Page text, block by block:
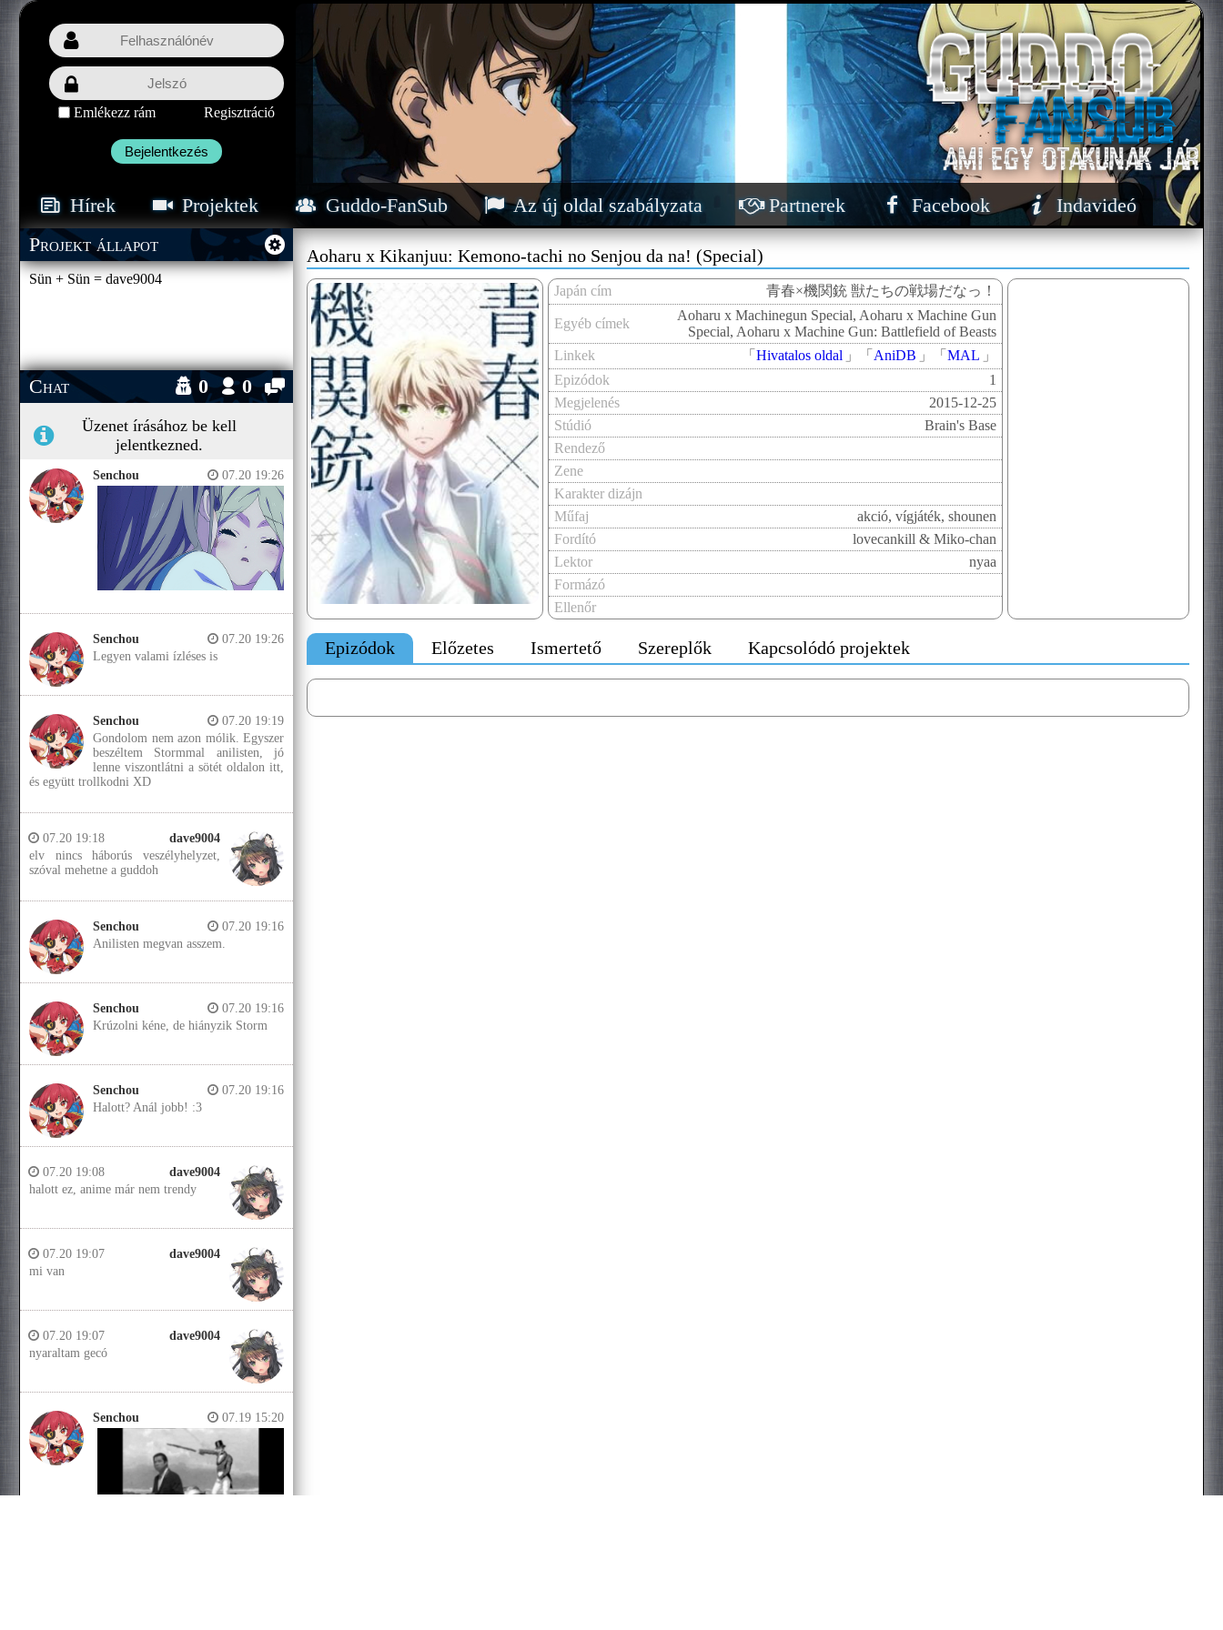
Hírek Projektek Guddo-FanSub Az új oldal szabályzata Partnerek Facebook Indavideó
Emlékezz rám Regisztráció
Bejelentkezés
Projekt állapot
Sün + Sün = dave9004
Chat 0 0
Üzenet írásához be kell
jelentkezned.
Senchou 07.20 19:26
Senchou
07.20 19:26
Legyen valami ízléses is
Senchou
07.20 19:19
Gondolom nem azon mólik. Egyszer
beszéltem Stormmal anilisten, jó
lenne viszontlátni a sötét oldalon itt,
és együtt trollkodni XD
dave9004
07.20 19:18
elv nincs háborús veszélyhelyzet,
szóval mehetne a guddoh
Senchou
07.20 19:16
Anilisten megvan asszem.
Senchou
07.20 19:16
Krúzolni kéne, de hiányzik Storm
Senchou
07.20 19:16
Halott? Anál jobb! :3
dave9004
07.20 19:08
halott ez, anime már nem trendy
dave9004
07.20 19:07
mi van
dave9004
07.20 19:07
nyaraltam gecó
Senchou 07.19 15:20
Aoharu x Kikanjuu: Kemono-tachi no Senjou da na! (Special)
Japán cím 青春×機関銃 獣たちの戦場だなっ！
Egyéb címek
Aoharu x Machinegun Special, Aoharu x Machine Gun
Special, Aoharu x Machine Gun: Battlefield of Beasts
Linkek
「 Hivatalos oldal 」 「 AniDB 」 「 MAL 」
Epizódok
1
Megjelenés
2015-12-25
Stúdió
Brain's Base
Rendező
Zene
Karakter dizájn
Műfaj
akció, vígjáték, shounen
Fordító
lovecankill & Miko-chan
Lektor
nyaa
Formázó
Ellenőr
Epizódok Előzetes Ismertető Szereplők Kapcsolódó projektek